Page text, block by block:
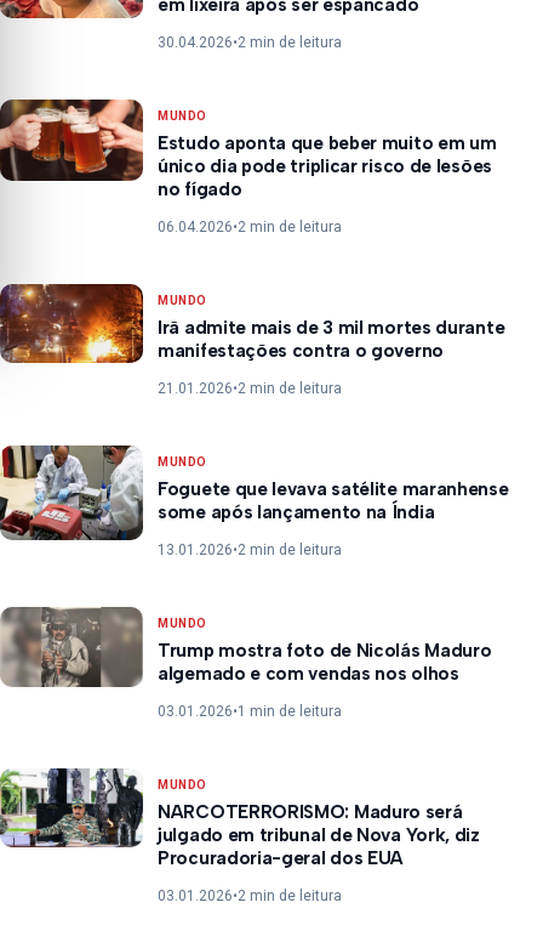
em lixeira após ser espancado
30.04.2026•2 min de leitura
MUNDO
Estudo aponta que beber muito em um
único dia pode triplicar risco de lesões
no fígado
06.04.2026•2 min de leitura
MUNDO
Irã admite mais de 3 mil mortes durante
manifestações contra o governo
21.01.2026•2 min de leitura
MUNDO
Foguete que levava satélite maranhense
some após lançamento na Índia
13.01.2026•2 min de leitura
MUNDO
Trump mostra foto de Nicolás Maduro
algemado e com vendas nos olhos
03.01.2026•1 min de leitura
MUNDO
NARCOTERRORISMO: Maduro será
julgado em tribunal de Nova York, diz
Procuradoria-geral dos EUA
03.01.2026•2 min de leitura